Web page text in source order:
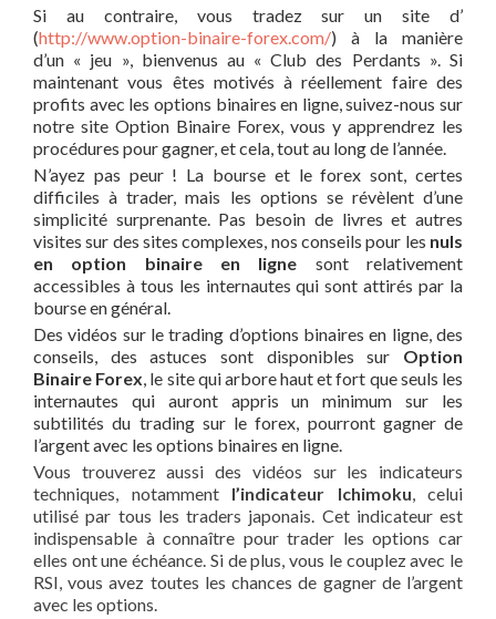
Si au contraire, vous tradez sur un site d’
(http://www.option-binaire-forex.com/) à la manière
d’un « jeu », bienvenus au « Club des Perdants ». Si
maintenant vous êtes motivés à réellement faire des
profits avec les options binaires en ligne, suivez-nous sur
notre site Option Binaire Forex, vous y apprendrez les
procédures pour gagner, et cela, tout au long de l’année.
N’ayez pas peur ! La bourse et le forex sont, certes
difficiles à trader, mais les options se révèlent d’une
simplicité surprenante. Pas besoin de livres et autres
visites sur des sites complexes, nos conseils pour les nuls
en option binaire en ligne sont relativement
accessibles à tous les internautes qui sont attirés par la
bourse en général.
Des vidéos sur le trading d’options binaires en ligne, des
conseils, des astuces sont disponibles sur Option
Binaire Forex, le site qui arbore haut et fort que seuls les
internautes qui auront appris un minimum sur les
subtilités du trading sur le forex, pourront gagner de
l’argent avec les options binaires en ligne.
Vous trouverez aussi des vidéos sur les indicateurs
techniques, notamment l’indicateur Ichimoku, celui
utilisé par tous les traders japonais. Cet indicateur est
indispensable à connaître pour trader les options car
elles ont une échéance. Si de plus, vous le couplez avec le
RSI, vous avez toutes les chances de gagner de l’argent
avec les options.